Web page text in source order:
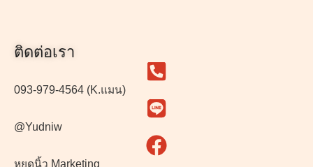
ติดต่อเรา
093-979-4564 (K.แมน)
@Yudniw
หยุดนิ้ว Marketing